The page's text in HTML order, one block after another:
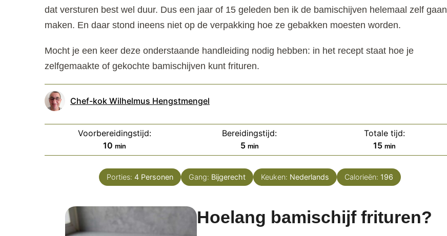
dat versturen best wel duur. Dus een jaar of 15 geleden ben ik de bamischijven helemaal zelf gaan
maken. En daar stond ineens niet op de verpakking hoe ze gebakken moesten worden.
Mocht je een keer deze onderstaande handleiding nodig hebben: in het recept staat hoe je
zelfgemaakte of gekochte bamischijven kunt frituren.
Chef-kok Wilhelmus Hengstmengel
Voorbereidingstijd:
10 minuten
min
Bereidingstijd:
5minuten
min
Totale tijd:
15minuten
min
Porties: 4 Personen Gang: Bijgerecht Keuken: Nederlands Calorieën: 196
Hoelang bamischijf frituren?